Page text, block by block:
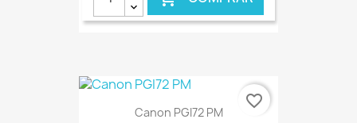
€ ONLINE
Canon PGI72 PM
favorite_border